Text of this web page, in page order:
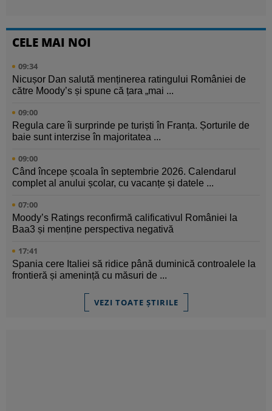
CELE MAI NOI
09:34
Nicușor Dan salută menținerea ratingului României de
către Moody’s și spune că țara „mai ...
09:00
Regula care îi surprinde pe turiști în Franța. Șorturile de
baie sunt interzise în majoritatea ...
09:00
Când începe școala în septembrie 2026. Calendarul
complet al anului școlar, cu vacanțe și datele ...
07:00
Moody’s Ratings reconfirmă calificativul României la
Baa3 și menține perspectiva negativă
17:41
Spania cere Italiei să ridice până duminică controalele la
frontieră și amenință cu măsuri de ...
VEZI TOATE ȘTIRILE